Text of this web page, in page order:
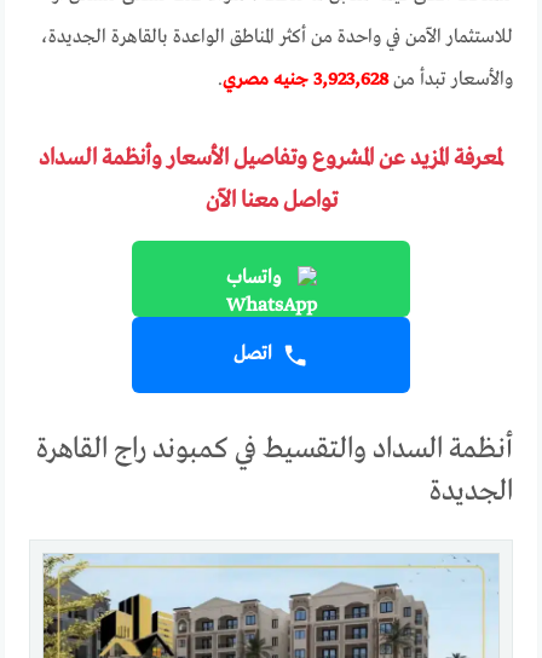
للاستثمار الآمن في واحدة من أكثر المناطق الواعدة بالقاهرة الجديدة،
والأسعار تبدأ من3,923,628 جنيه مصري .
لمعرفة المزيد عن المشروع وتفاصيل الأسعار وأنظمة السداد
تواصل معنا الآن
واتساب
اتصل
أنظمة السداد والتقسيط في كمبوند راج القاهرة
الجديدة